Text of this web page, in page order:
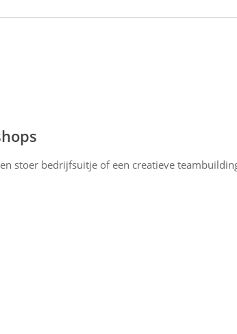
stoer bedrijfsuitje of een creatieve